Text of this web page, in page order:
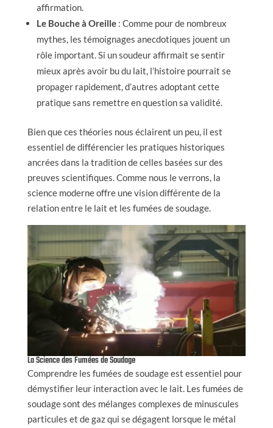
affirmation.
Le Bouche à Oreille: Comme pour de nombreux
mythes, les témoignages anecdotiques jouent un
rôle important. Si un soudeur affirmait se sentir
mieux après avoir bu du lait, l’histoire pourrait se
propager rapidement, d’autres adoptant cette
pratique sans remettre en question sa validité.
Bien que ces théories nous éclairent un peu, il est
essentiel de différencier les pratiques historiques
ancrées dans la tradition de celles basées sur des
preuves scientifiques. Comme nous le verrons, la
science moderne offre une vision différente de la
relation entre le lait et les fumées de soudage.
La Science des Fumées de Soudage
Comprendre les fumées de soudage est essentiel pour
démystifier leur interaction avec le lait. Les fumées de
soudage sont des mélanges complexes de minuscules
particules et de gaz qui se dégagent lorsque le métal